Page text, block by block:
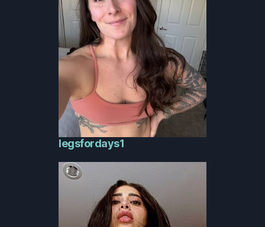
legsfordays1